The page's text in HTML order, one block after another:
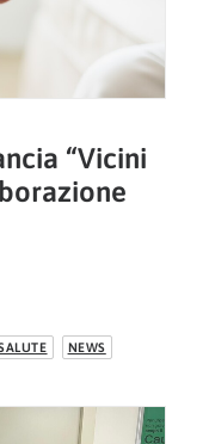
“Vicini
NEWS